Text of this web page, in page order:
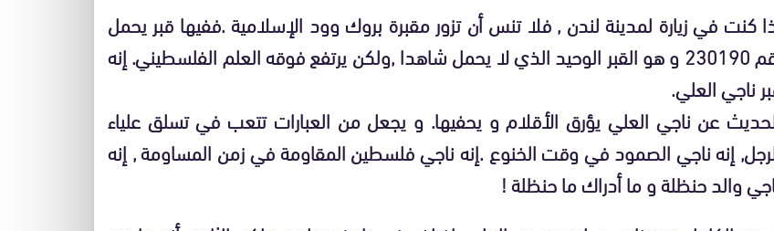
كنت في زيارة لمدينة لندن , فلا تنس أن تزور مقبرة بروك وود الإسلامية .ففيها قبر يحمل
رقم 230190 و هو القبر الوحيد الذي لا يحمل شاهدا ,ولكن يرتفع فوقه العلم الفلسطيني. إنه
ناجي العلي.
عن ناجي العلي يؤرق الأقلام و يحفيها. و يجعل من العبارات تتعب في تسلق علياء
إنه ناجي الصمود في وقت الخنوع .إنه ناجي فلسطين المقاومة في زمن المساومة , إنه
والد حنظلة و ما أدراك ما حنظلة !